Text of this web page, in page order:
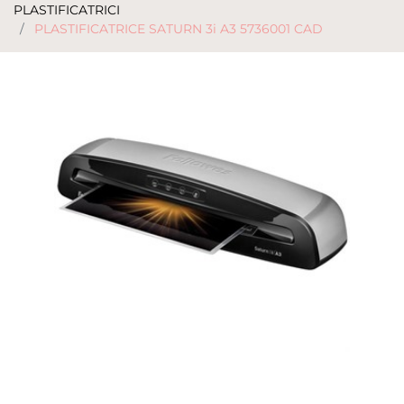
PLASTIFICATRICI
PLASTIFICATRICE SATURN 3i A3 5736001 CAD